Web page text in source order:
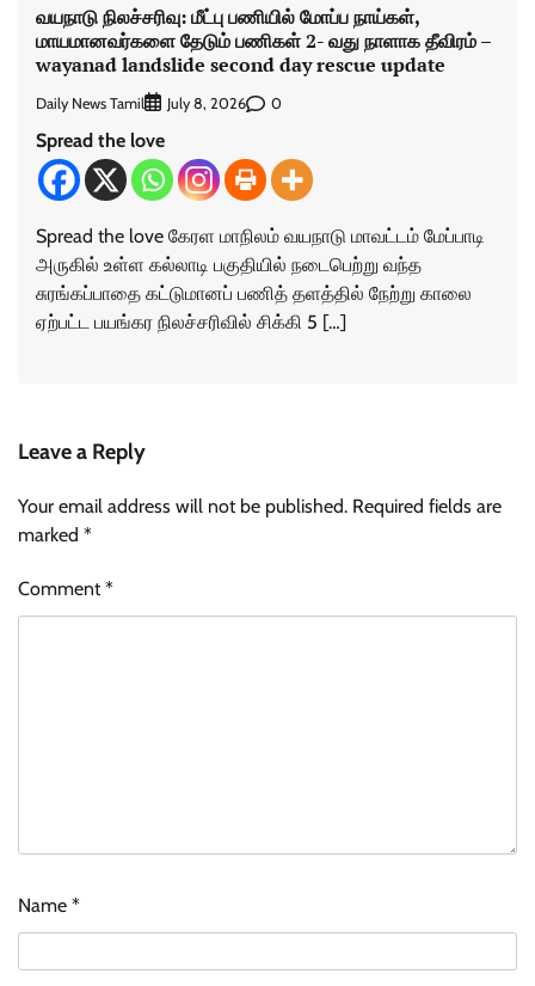
வயநாடு நிலச்சரிவு: மீட்பு பணியில் மோப்ப நாய்கள்,
மாயமானவர்களை தேடும் பணிகள் 2- வது நாளாக தீவிரம் –
wayanad landslide second day rescue update
Daily News Tamil July 8, 2026 0
Spread the love
Spread the love கேரள மாநிலம் வயநாடு மாவட்டம் மேப்பாடி
அருகில் உள்ள கல்லாடி பகுதியில் நடைபெற்று வந்த
சுரங்கப்பாதை கட்டுமானப் பணித் தளத்தில் நேற்று காலை
ஏற்பட்ட பயங்கர நிலச்சரிவில் சிக்கி 5 […]
Leave a Reply
Your email address will not be published. Required fields are
marked *
Comment*
Name *